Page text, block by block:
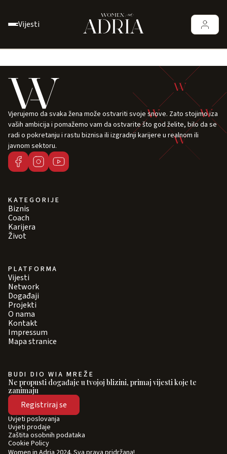
Vijesti
Vjerujemo da svaka žena može ostvariti svoje snove. Zato stojimo iza
vaših ambicija i pomažemo vam da ostvarite što god želite, bilo da se
radi o pokretanju i rastu biznisa ili izgradnji karijere u realnom ili
javnom sektoru.
KATEGORIJE
Biznis
Coach
Karijera
Život
PLATFORMA
Vijesti
Network
Događaji
Projekti
O nama
Kontakt
Impressum
Mapa stranice
BUDI DIO WIA MREŽE
Ne propusti događaje u tvojoj blizini, primaj vijesti koje te
zanimaju
Registriraj se
Uvjeti poslovanja
Uvjeti prodaje
Zaštita osobnih podataka
Cookie Policy